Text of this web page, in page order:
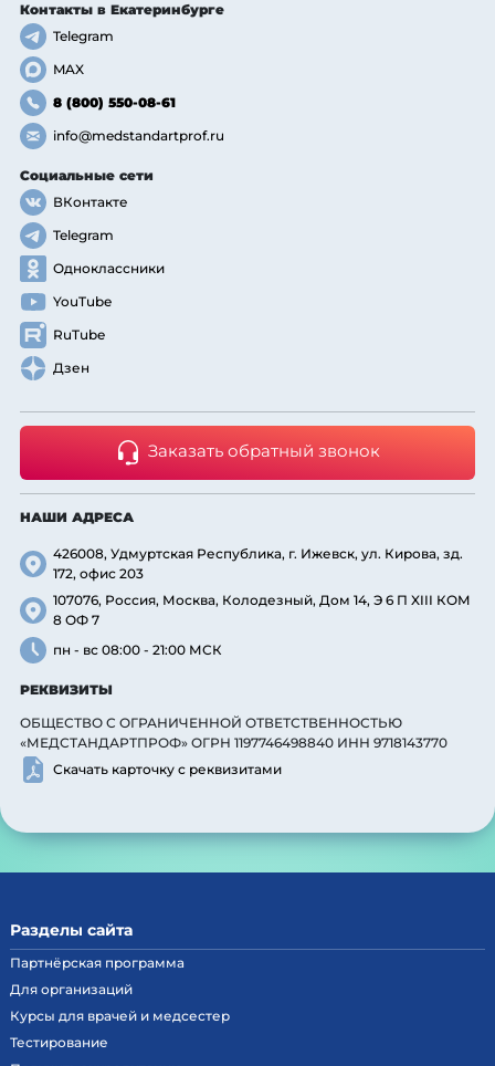
Контакты в Екатеринбурге
Telegram
MAX
8 (800) 550-08-61
info@medstandartprof.ru
Социальные сети
ВКонтакте
Telegram
Одноклассники
YouTube
RuTube
Дзен
Заказать обратный звонок
НАШИ АДРЕСА
426008, Удмуртская Республика, г. Ижевск, ул. Кирова, зд.
172, офис 203
107076, Россия, Москва, Колодезный, Дом 14, Э 6 П XIII КОМ
8 ОФ 7
пн - вс 08:00 - 21:00 МСК
РЕКВИЗИТЫ
ОБЩЕСТВО С ОГРАНИЧЕННОЙ ОТВЕТСТВЕННОСТЬЮ
«МЕДСТАНДАРТПРОФ» ОГРН 1197746498840 ИНН 9718143770
Скачать карточку с реквизитами
Разделы сайта
Партнёрская программа
Для организаций
Курсы для врачей и медсестер
Тестирование